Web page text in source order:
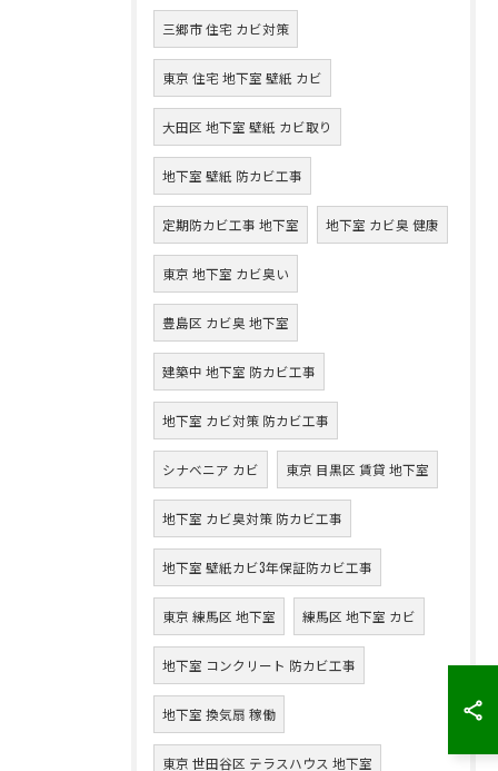
三郷市 住宅 カビ対策
東京 住宅 地下室 壁紙 カビ
大田区 地下室 壁紙 カビ取り
地下室 壁紙 防カビ工事
定期防カビ工事 地下室 地下室 カビ臭 健康
東京 地下室 カビ臭い
豊島区 カビ臭 地下室
建築中 地下室 防カビ工事
地下室 カビ対策 防カビ工事
シナベニア カビ 東京 目黒区 賃貸 地下室
地下室 カビ臭対策 防カビ工事
地下室 壁紙カビ3年保証防カビ工事
東京 練馬区 地下室 練馬区 地下室 カビ
地下室 コンクリート 防カビ工事
地下室 換気扇 稼働
東京 世田谷区 テラスハウス 地下室